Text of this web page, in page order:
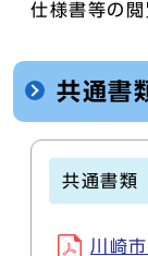
仕様書等の閲
共通書
共通書類
川崎